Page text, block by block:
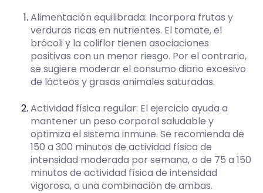
Alimentación equilibrada: Incorpora frutas y
verduras ricas en nutrientes. El tomate, el
brócoli y la coliflor tienen asociaciones
positivas con un menor riesgo. Por el contrario,
se sugiere moderar el consumo diario excesivo
de lácteos y grasas animales saturadas.
Actividad física regular: El ejercicio ayuda a
mantener un peso corporal saludable y
optimiza el sistema inmune. Se recomienda de
150 a 300 minutos de actividad física de
intensidad moderada por semana, o de 75 a 150
minutos de actividad física de intensidad
vigorosa, o una combinación de ambas.